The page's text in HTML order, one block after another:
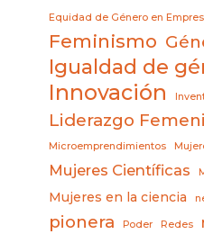
Equidad de Género en
Feminismo
Igualdad de
Innovación
Liderazgo
Microemprendimientos
Mujeres Científicas
Mujeres en la ciencia
pionera Poder Redes